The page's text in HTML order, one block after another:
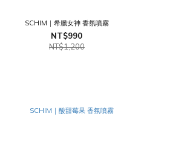
SCHIM｜希臘女神 香氛噴霧
NT$990
NT$1,200